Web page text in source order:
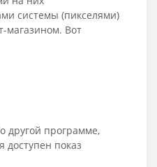
системы (пикселями)
магазином. Вот
другой программе,
доступен показ